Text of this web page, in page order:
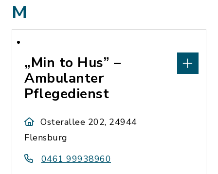
M
„Min to Hus” –
Ambulanter
Pflegedienst
Osterallee 202, 24944
Flensburg
0461 99938960